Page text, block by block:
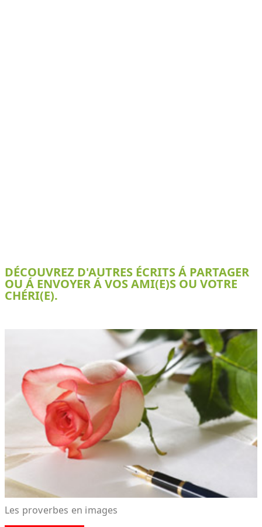
DÉCOUVREZ D'AUTRES ÉCRITS Á PARTAGER
OU Á ENVOYER Á VOS AMI(E)S OU VOTRE
CHÉRI(E).
Les proverbes en images